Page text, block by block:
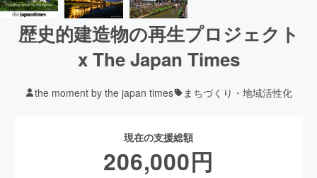
歴史的建造物の再生プロジェクト
x The Japan Times
the moment by the japan times まちづくり・地域活性化
現在の支援総額
206,000円